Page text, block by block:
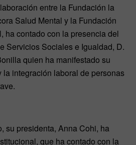
entre la Fundación la
Salud Mental y la Fundación
ha contado con la presencia del
Servicios Sociales e Igualdad, D.
quien ha manifestado su
la integración laboral de personas
su presidenta, Anna Cohi, ha
que ha contado con la